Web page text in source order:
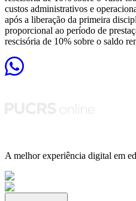
custos administrativos e
após a liberação da primeira
proporcional ao período de
rescisória de 10% sobre o saldo
A melhor experiência digital em